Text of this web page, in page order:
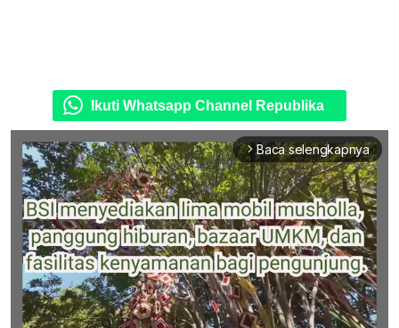
Ikuti Whatsapp Channel Republika
arrow_forward_ios Baca selengkapnya